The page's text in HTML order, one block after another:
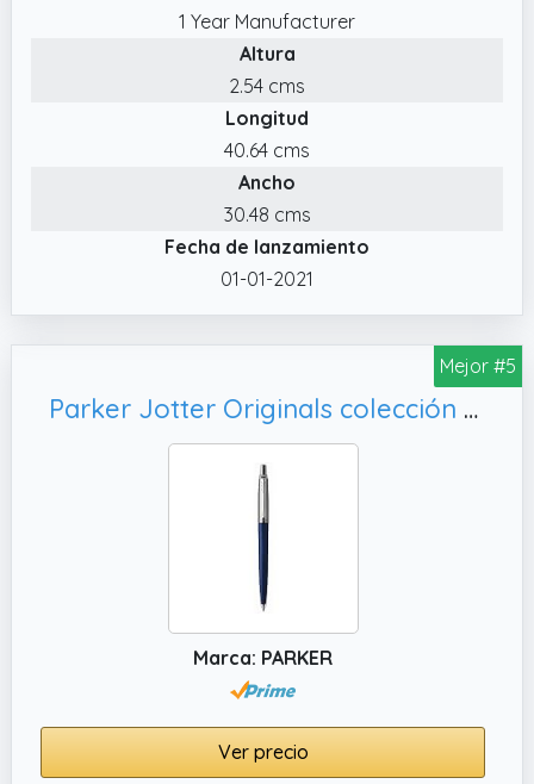
rematado con detalles cromados y el clip de
flecha distintivo de PARKER
✔️ producto 2: La tinta pigmentada le
permite plasmar sus pensamientos
1 Year Manufacturer
Altura
2.54 cms
Longitud
40.64 cms
Ancho
30.48 cms
Fecha de lanzamiento
01-01-2021
Mejor #5
Parker Jotter Originals colección de bolígrafos | azul marino | punta mediana | tinta azul
Marca: PARKER
Ver precio